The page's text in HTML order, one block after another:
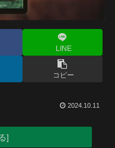
LINE
コピー
2024.10.11